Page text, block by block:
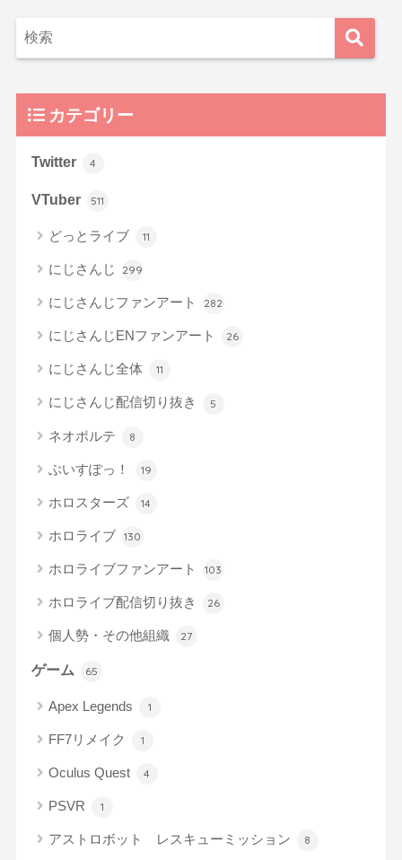
カテゴリー
Twitter 4
VTuber 511
どっとライブ 11
にじさんじ 299
にじさんじファンアート 282
にじさんじENファンアート 26
にじさんじ全体 11
にじさんじ配信切り抜き 5
ネオポルテ 8
ぶいすぽっ！ 19
ホロスターズ 14
ホロライブ 130
ホロライブファンアート 103
ホロライブ配信切り抜き 26
個人勢・その他組織 27
ゲーム 65
Apex Legends 1
FF7リメイク 1
Oculus Quest 4
PSVR 1
アストロボット レスキューミッション 8